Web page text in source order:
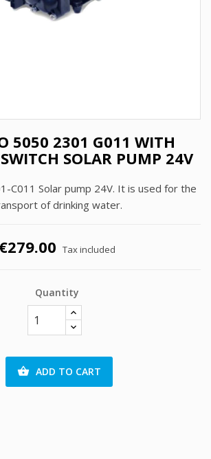
5050 2301 G011 WITH
SWITCH SOLAR PUMP 24V
C011 Solar pump 24V. It is used for the
of drinking water.
€279.00 Tax included
Quantity
 ADD TO CART